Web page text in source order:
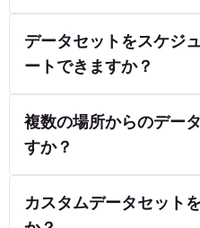
データセットをスケジ
ートできますか？
複数の場所からのデー
すか？
カスタムデータセット